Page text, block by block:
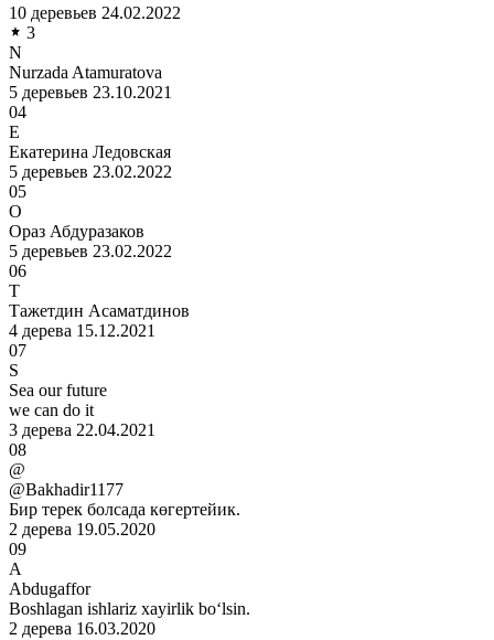
10 деревьев 24.02.2022
3
N
Nurzada Atamuratova
5 деревьев 23.10.2021
04
Е
Екатерина Ледовская
5 деревьев 23.02.2022
05
О
Ораз Абдуразаков
5 деревьев 23.02.2022
06
Т
Тажетдин Асаматдинов
4 дерева 15.12.2021
07
S
Sea our future
we can do it
3 дерева 22.04.2021
08
@
@Bakhadir1177
Бир терек болсада көгертейик.
2 дерева 19.05.2020
09
A
Abdugaffor
Boshlagan ishlariz xayirlik boʻlsin.
2 дерева 16.03.2020